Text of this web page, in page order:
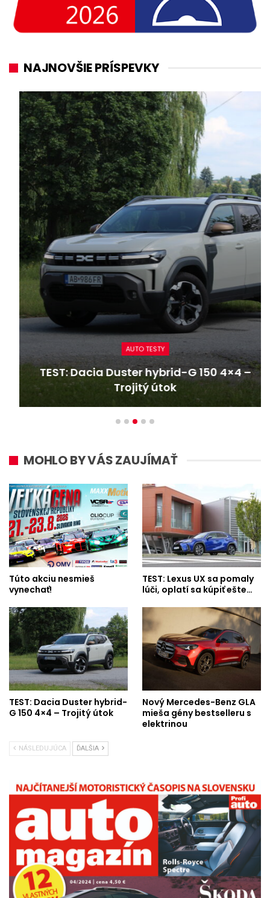
NAJNOVŠIE PRÍSPEVKY
AUTO TESTY
TEST: Dacia Duster hybrid-G 150 4×4 –
Trojitý útok
MOHLO BY VÁS ZAUJÍMAŤ
Túto akciu nesmieš
vynechať!
TEST: Lexus UX sa pomaly
lúči, oplatí sa kúpiť ešte…
TEST: Dacia Duster hybrid-
G 150 4×4 – Trojitý útok
Nový Mercedes-Benz GLA
mieša gény bestselleru s
elektrinou
NÁSLEDUJÚCA ĎALŠIA